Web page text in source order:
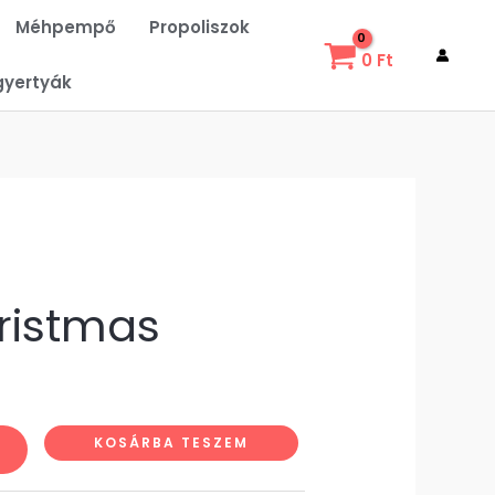
Méhpempő Propoliszok
0 Ft
KOSÁRBA TESZEM